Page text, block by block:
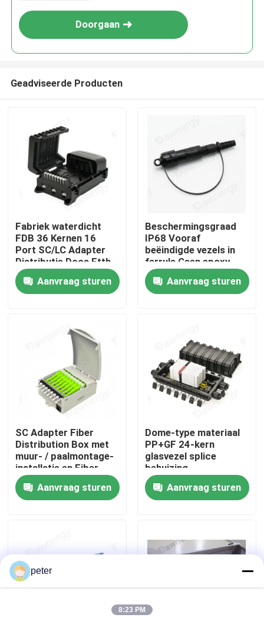
Huis
Ongeveer ons
Fabrieksreis
Kwaliteitscontrole
Contacteer ons
Gevallen
Verzoek om een Citaat
Doorgaan
Geadviseerde Producten
Fabriek waterdicht
FDB 36 Kernen 16
Port SC/LC Adapter
Distributie Doos Ftth
Aanvraag sturen
Beschermingsgraad
IP68 Vooraf
beëindigde vezels in
ferrule Geen epoxy-
harding en polijsten
met PC ABS-
behuizingsmaterialen
Aanvraag sturen
SC Adapter Fiber
Distribution Box met
muur- / paalmontage-
installatie en Fiber
Splice Box Connector
TypeAanvraag sturen
Dome-type materiaal
PP+GF 24-kern
glasvezel splice
behuizing
Aanvraag sturen
peter
8:23 PM